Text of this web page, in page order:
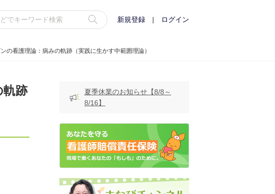
新規登録 | ログイン
の看護理論：病みの軌跡（実践に生かす中範囲理論）
軌跡
夏季休業のお知らせ【8/8～
8/16】